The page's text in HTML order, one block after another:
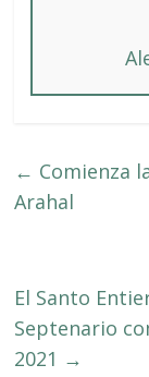
← Comienza
Arahal
El Santo
Septenario
2021 →